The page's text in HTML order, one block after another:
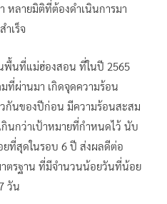
หลายมิติที่ต้องดำเนินการมา
เร็จ
พื้นที่แม่ฮ่องสอน ที่ในปี 2565
ที่ผ่านมา เกิดจุดความร้อน
กันของปีก่อน มีความร้อนสะสม
กินกว่าเป้าหมายที่กำหนดไว้ นับ
ที่สุดในรอบ 6 ปี ส่งผลดีต่อ
ตรฐาน ที่มีจำนวนน้อยวันที่น้อย
วัน